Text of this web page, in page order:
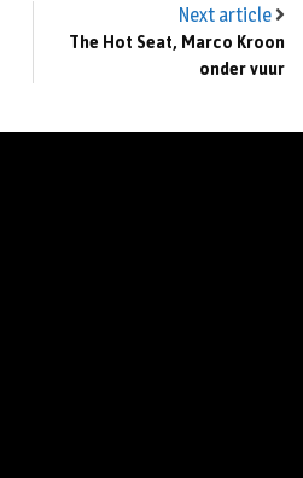
Next article
The Hot Seat, Marco Kroon
onder vuur